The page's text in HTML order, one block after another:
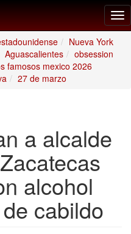
Nueva York
Aguascalientes
obsession
famosos mexico 2026
27 de marzo
a alcalde
alcohol
cabildo